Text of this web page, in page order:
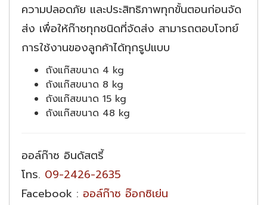
ความปลอดภัย และประสิทธิภาพทุกขั้นตอนก่อนจัด
ส่ง เพื่อให้ก๊าซทุกชนิดที่จัดส่ง สามารถตอบโจทย์
การใช้งานของลูกค้าได้ทุกรูปแบบ
ถังแก๊สขนาด 4 kg
ถังแก๊สขนาด 8 kg
ถังแก๊สขนาด 15 kg
ถังแก๊สขนาด 48 kg
ออล์ก๊าซ อินดัสตรี้
โทร. 09-2426-2635
Facebook : ออล์ก๊าซ อ๊อกซิเย่น